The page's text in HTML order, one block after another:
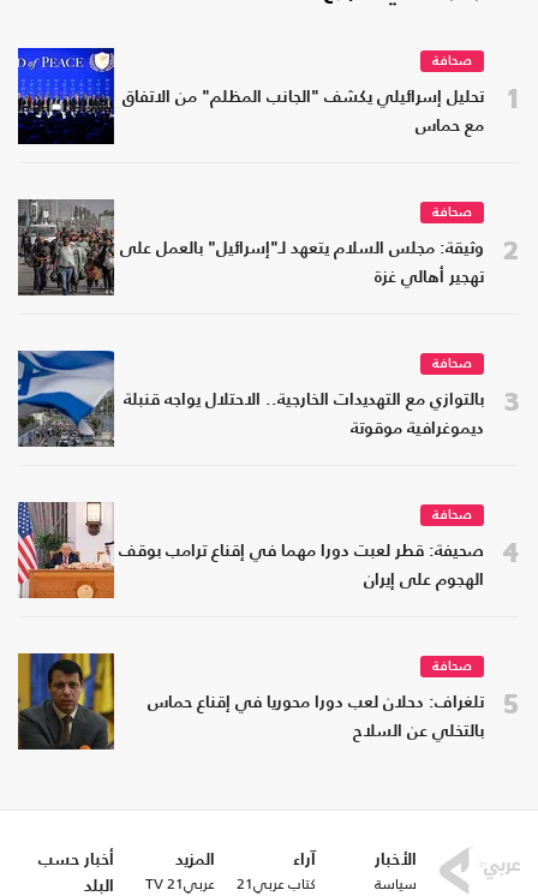
1
صحافة
تحليل إسرائيلي يكشف "الجانب المظلم" من الاتفاق
مع حماس
2
صحافة
وثيقة: مجلس السلام يتعهد لـ"إسرائيل" بالعمل على
تهجير أهالي غزة
3
صحافة
بالتوازي مع التهديدات الخارجية.. الاحتلال يواجه قنبلة
ديموغرافية موقوتة
4
صحافة
صحيفة: قطر لعبت دورا مهما في إقناع ترامب بوقف
الهجوم على إيران
5
صحافة
تلغراف: دحلان لعب دورا محوريا في إقناع حماس
بالتخلي عن السلاح
الأخبار
سياسة
آراء
كتاب عربي21
المزيد
عربي21 TV
أخبار حسب
البلد